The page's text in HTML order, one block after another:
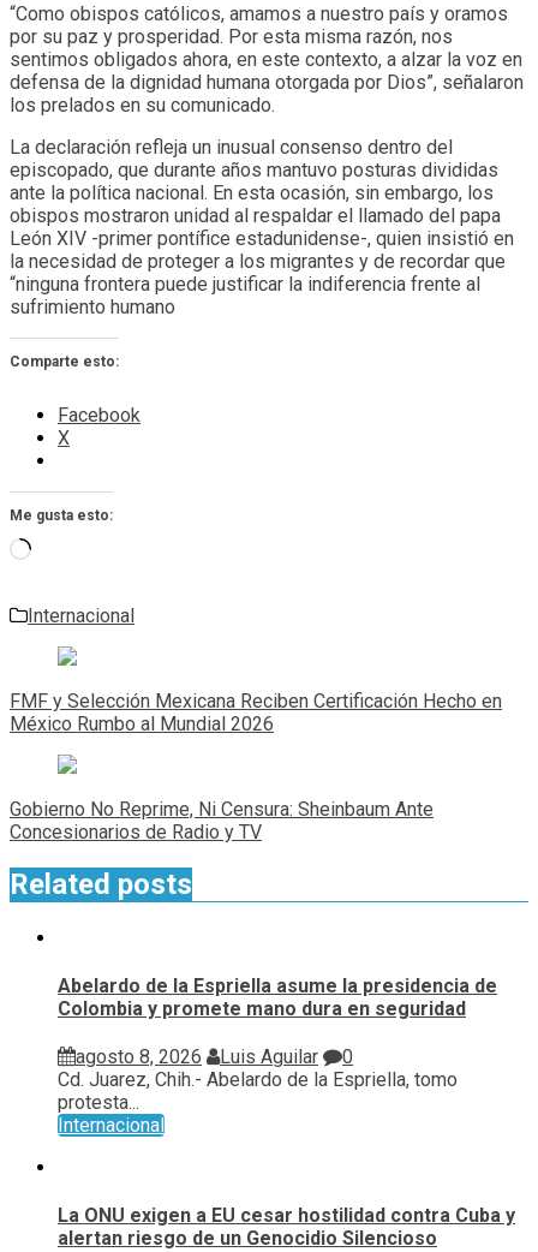
“Como obispos católicos, amamos a nuestro país y oramos
por su paz y prosperidad. Por esta misma razón, nos
sentimos obligados ahora, en este contexto, a alzar la voz en
defensa de la dignidad humana otorgada por Dios”, señalaron
los prelados en su comunicado.
La declaración refleja un inusual consenso dentro del
episcopado, que durante años mantuvo posturas divididas
ante la política nacional. En esta ocasión, sin embargo, los
obispos mostraron unidad al respaldar el llamado del papa
León XIV -primer pontífice estadunidense-, quien insistió en
la necesidad de proteger a los migrantes y de recordar que
“ninguna frontera puede justificar la indiferencia frente al
sufrimiento humano
Comparte esto:
Facebook
X
Me gusta esto:
Cargando...
Internacional
Navegación
de
entradas
FMF y Selección Mexicana Reciben Certificación Hecho en
México Rumbo al Mundial 2026
Gobierno No Reprime, Ni Censura: Sheinbaum Ante
Concesionarios de Radio y TV
Related posts
Abelardo de la Espriella asume la presidencia de
Colombia y promete mano dura en seguridad
agosto 8, 2026 Luis Aguilar
0
Cd. Juarez, Chih.- Abelardo de la Espriella, tomo
protesta...
Internacional
La ONU exigen a EU cesar hostilidad contra Cuba y
alertan riesgo de un Genocidio Silencioso